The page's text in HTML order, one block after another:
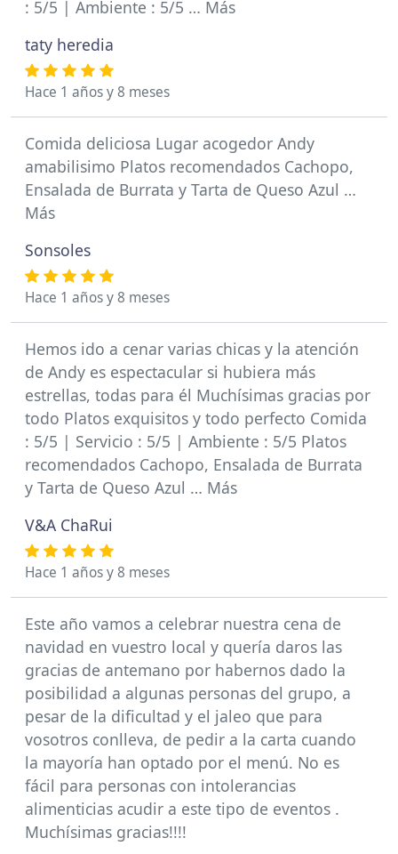
: 5/5 | Ambiente : 5/5 … Más
taty heredia
Hace 1 años y 8 meses
Comida deliciosa Lugar acogedor Andy
amabilisimo Platos recomendados Cachopo,
Ensalada de Burrata y Tarta de Queso Azul …
Más
Sonsoles
Hace 1 años y 8 meses
Hemos ido a cenar varias chicas y la atención
de Andy es espectacular si hubiera más
estrellas, todas para él Muchísimas gracias por
todo Platos exquisitos y todo perfecto Comida
: 5/5 | Servicio : 5/5 | Ambiente : 5/5 Platos
recomendados Cachopo, Ensalada de Burrata
y Tarta de Queso Azul … Más
V&A ChaRui
Hace 1 años y 8 meses
Este año vamos a celebrar nuestra cena de
navidad en vuestro local y quería daros las
gracias de antemano por habernos dado la
posibilidad a algunas personas del grupo, a
pesar de la dificultad y el jaleo que para
vosotros conlleva, de pedir a la carta cuando
la mayoría han optado por el menú. No es
fácil para personas con intolerancias
alimenticias acudir a este tipo de eventos .
Muchísimas gracias!!!!